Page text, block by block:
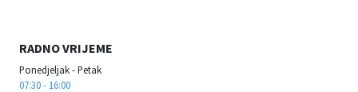
RADNO VRIJEME
Ponedjeljak - Petak
07:30 - 16:00